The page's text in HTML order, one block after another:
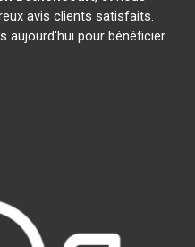
avis clients satisfaits.
aujourd'hui pour bénéficier